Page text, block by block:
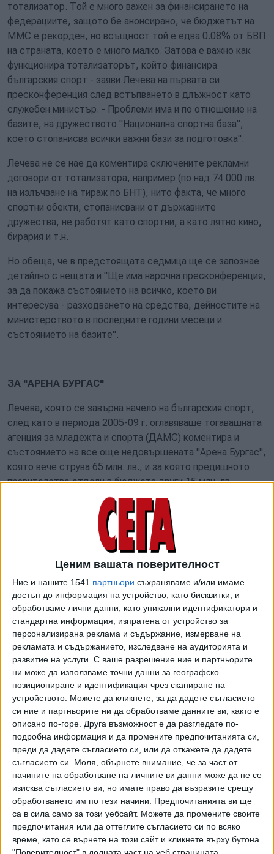
Ценим вашата поверителност
Ние и нашите 1541 партньори съхраняваме и/или имаме
достъп до информация на устройство, като бисквитки, и
обработваме лични данни, като уникални идентификатори и
стандартна информация, изпратена от устройство за
персонализирана реклама и съдържание, измерване на
рекламата и съдържанието, изследване на аудиторията и
развитие на услуги. С ваше разрешение ние и партньорите
ни може да използваме точни данни за географско
позициониране и идентификация чрез сканиране на
устройството. Можете да кликнете, за да дадете съгласието
си ние и партньорите ни да обработваме данните ви, както е
описано по-горе. Друга възможност е да разгледате по-
подробна информация и да промените предпочитанията си,
преди да дадете съгласието си, или да откажете да дадете
съгласието си.
Моля, обърнете внимание, че за част от
начините на обработване на личните ви данни може да не се
изисква съгласието ви, но имате право да възразите срещу
обработването им по тези начини. Предпочитанията ви ще
са в сила само за този уебсайт. Можете да промените своите
предпочитания или да оттеглите съгласието си по всяко
време, като се върнете на този сайт и кликнете върху бутона
тотализатор. Той е много важен за финансирането на
федерациите, защото бе анонсирано, че бюджетът на
ММС е рекорден, но всъщност той е едва 0.08% от БВП
на страната, което е много малко. Затова е важно как
функционира тотализаторът, който финансира
българския спорт - заяви Лечева на първата си
пресконференция след встъпването в длъжност като
служебен министър. - Проблеми има и по отношение на
базите, на дружеството "Национална спортна база",
което стопанисва всички важни бази за подготовка".
Лечева не се нае да коментира сключените рекламни
договори от тотализатора, например (по над 74 000 лв.
на излъчване на тираж по БНТ), нито факта, че много
спортни обекти, стопанисвани от държавните
дружества, не работят като спортни, а като лятно кино,
бирария и т.н.
Но обеща, че в предстоящата седмица ще се запознае
детайлно с нещата и "Ще има нарочна пресконференция,
за да покажа състоянието на всичко, което ви
интересува - разходването на средства, дейностите на
министерството в последните години месеци и
състоянието на базите".
ЗА "АРЕНА БУРГАС"
Лечева, която се завърна начело на българския спорт,
след като в периода 2005-09 г. оглавяваше тогавашната
агенция за младежта и спорта (ДАМС) коментира и
състоянието на все още недовършената "Арена Бургас",
която вече струва 65 млн. лв., и за която предишното
правителство отдели в бюджета други 15 млн. лв.
(Радостин Василев така и не благоволи да каже за какво
са определени тези пари).
"За "Арена Бургас" мисля, че се постъпи
непрофесионално - едно огромно съоръжение, което все
още не е завършено, много пари се изляха - близо 65
млн. лв. Съпътствано е с много нередности, скандали и
порочни практики", каза тя.
"Арена Бургас" не е готова и
след n-тия пусков срок
Колко ще струва на държавния
бюджет и кога ще бъде
въведена в експлоатация "Арена
Бургас" са два наглед прости
въпроса за спортна зала, чийто
строеж на практика приключи
преди една година.
13 Май 2022
ЗА СТАДИОН "БЪЛГАРСКА АРМИЯ"
Предшественикът на Лечева промени идеята за
реконструкция на стадиона в Борисовата градина, като
вместо гласуваното от Министерски съвет смесено
дружество между ММС и "ЦСКА-София", даде право на
футболния клуб да действа самостоятелно, като
концесионер.
Днес Лечева заяви, че според нея този подход вероятно